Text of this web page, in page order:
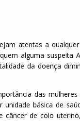
atentas a
alguma suspeita
da doença
das
básica de
câncer de colo